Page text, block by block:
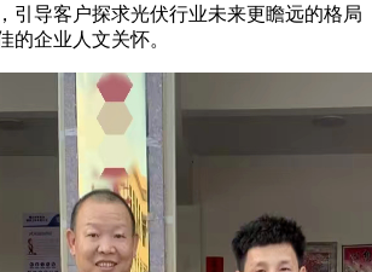
引导客户探求光伏行业未来更瞻远的格局
的企业人文关怀。